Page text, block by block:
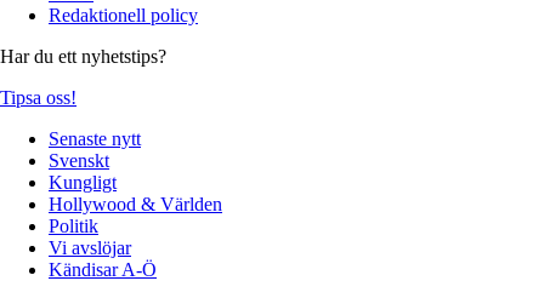
Redaktionell policy
Har du ett nyhetstips?
Tipsa oss!
Senaste nytt
Svenskt
Kungligt
Hollywood & Världen
Politik
Vi avslöjar
Kändisar A-Ö